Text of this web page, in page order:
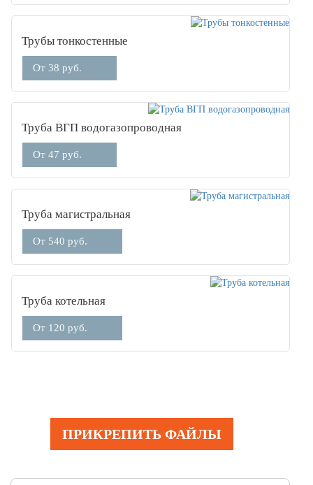
Трубы тонкостенные
От 38 руб.
Труба ВГП водогазопроводная
От 47 руб.
Труба магистральная
От 540 руб.
Труба котельная
От 120 руб.
ПРИКРЕПИТЬ ФАЙЛЫ